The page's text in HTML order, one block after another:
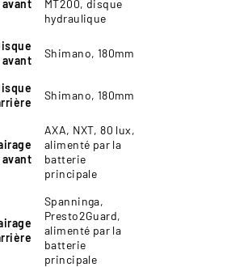
MT200, disque
hydraulique
avant
Shimano, 180mm
Shimano, 180mm
avant
AXA, NXT, 80 lux,
alimenté par la
batterie
principale
Spanninga,
Presto2Guard,
alimenté par la
batterie
principale